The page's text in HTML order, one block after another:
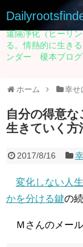
遠隔浄化（ヒーリ
る。情熱的に生き
ンダー 榎本ブログ
ホーム 幸せ
自分の得意
生きていく方
2017/8/16
変化しない人
かを分ける鍵の
Ｍさんのメール